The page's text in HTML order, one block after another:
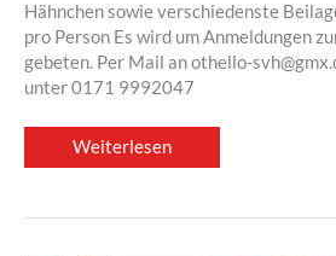
Hähnchen sowie verschiedenste
pro Person Es wird um Anmeldungen
gebeten. Per Mail an othello-
unter 0171 9992047
Kleines
Weiterlesen